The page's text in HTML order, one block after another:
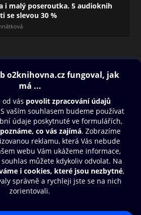
i malý poseroutka. 5 audioknih
se slevou 30 %